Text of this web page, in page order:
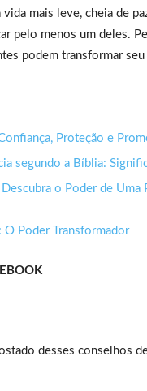
vida mais leve, cheia de
pelo menos um deles.
podem transformar
Proteção e
segundo a Bíblia:
o Poder de Uma
O Poder Transformador
desses conselhos